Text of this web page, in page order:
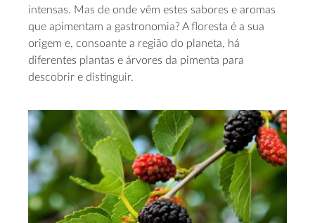
intensas. Mas de onde vêm estes sabores e aromas
que apimentam a gastronomia? A floresta é a sua
origem e, consoante a região do planeta, há
diferentes plantas e árvores da pimenta para
descobrir e distinguir.